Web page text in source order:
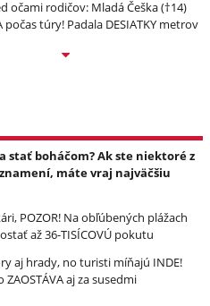
očami rodičov: Mladá Češka (†14)
počas túry! Padala DESIATKY metrov
stať boháčom? Ak ste niektoré z
znamení, máte vraj najväčšiu
POZOR! Na obľúbených plážach
až 36-TISÍCOVÚ pokutu
aj hrady, no turisti míňajú INDE!
ZAOSTÁVA aj za susedmi